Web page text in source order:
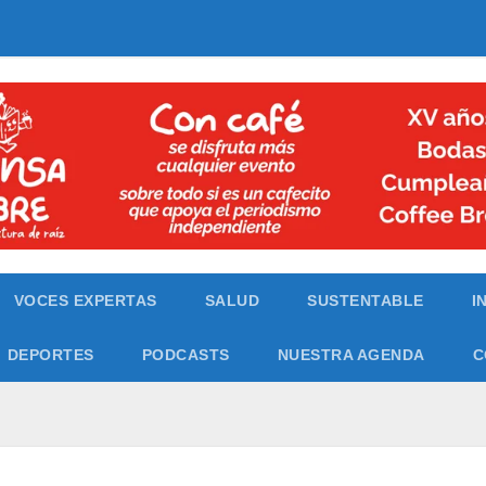
VOCES EXPERTAS SALUD SUSTENTABLE
DEPORTES PODCASTS NUESTRA AGENDA